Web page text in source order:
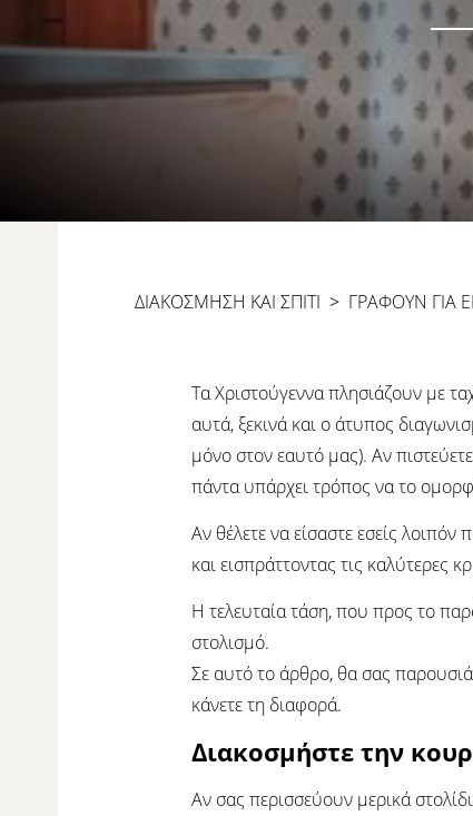
ΔΙΑΚΟΣΜΗΣΗ ΚΑΙ ΣΠΙΤΙ > ΓΡΆΦΟΥΝ ΓΙΑ
Τα Χριστούγεννα πλησιάζουν με
αυτά, ξεκινά και ο άτυπος
μόνο στον εαυτό μας). Αν
πάντα υπάρχει τρόπος να το
Αν θέλετε να είσαστε εσείς
και εισπράττοντας τις καλύτερες
Η τελευταία τάση, που προς το
στολισμό.
Σε αυτό το άρθρο, θα σας
κάνετε τη διαφορά.
Διακοσμήστε την
Αν σας περισσεύουν μερικά